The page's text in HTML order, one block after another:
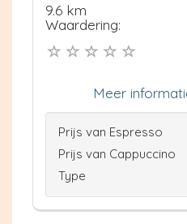
9.6 km
Waardering:
Meer
Prijs van Espresso
Prijs van Cappuccino
Type